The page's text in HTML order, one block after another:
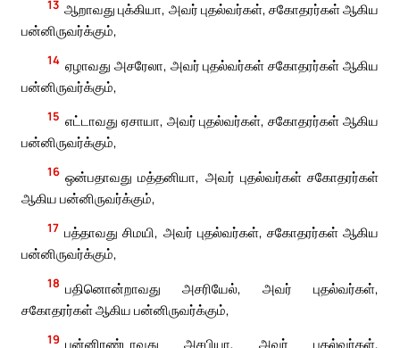
13 ஆறாவது புக்கியா, அவர் புதல்வர்கள், சகோதரர்கள் ஆகிய
பன்னிருவர்க்கும்,
14 ஏழாவது அசரேலா, அவர் புதல்வர்கள் சகோதரர்கள் ஆகிய
பன்னிருவர்க்கும்,
15 எட்டாவது ஏசாயா, அவர் புதல்வர்கள், சகோதரர்கள் ஆகிய
பன்னிருவர்க்கும்,
16 ஒன்பதாவது மத்தனியா, அவர் புதல்வர்கள் சகோதரர்கள்
ஆகிய பன்னிருவர்க்கும்,
17 பத்தாவது சிமயி, அவர் புதல்வர்கள், சகோதரர்கள் ஆகிய
பன்னிருவர்க்கும்,
18 பதினொன்றாவது அசரியேல், அவர் புதல்வர்கள்,
சகோதரர்கள் ஆகிய பன்னிருவர்க்கும்,
19 பன்னிரண்டாவது அசபியா, அவர் புதல்வர்கள்,